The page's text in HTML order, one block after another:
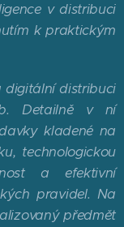
v distribuci
k praktickým
digitální distribuci
Detailně v ní
kladené na
technologickou
a efektivní
pravidel. Na
předmět